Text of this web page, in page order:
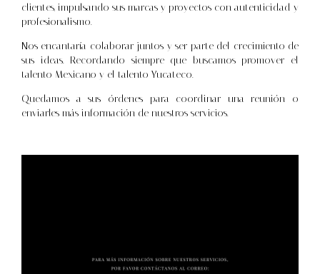
clientes, impulsando sus marcas y proyectos con autenticidad y
profesionalismo.
Nos encantaría colaborar juntos y ser parte del crecimiento de
sus ideas. Recordando siempre que buscamos promover el
talento Mexicano y el talento Yucateco.
Quedamos a sus órdenes para coordinar una reunión o
enviarles más información de nuestros servicios.